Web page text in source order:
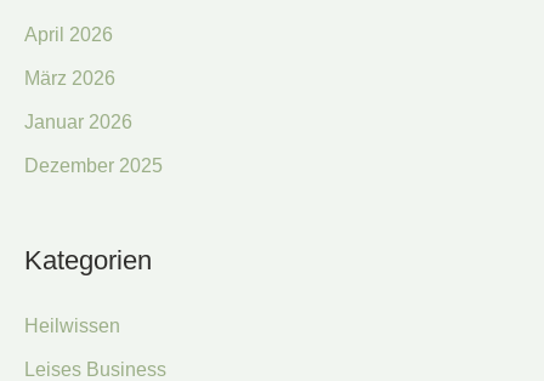
April 2026
März 2026
Januar 2026
Dezember 2025
Kategorien
Heilwissen
Leises Business